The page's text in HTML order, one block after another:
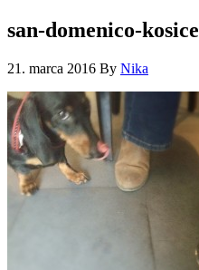
san-domenico-kosice
21. marca 2016 By Nika